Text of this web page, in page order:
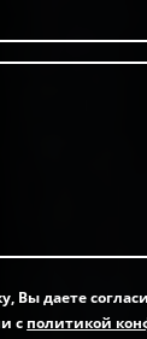
Вы даете
с политикой